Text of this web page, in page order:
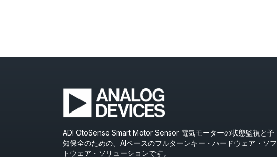
ADI OtoSense Smart Motor Sensor 電気モーターの状態監視と予
知保全のための、AIベースのフルターンキー・ハードウェア・ソフ
トウェア・ソリューションです。